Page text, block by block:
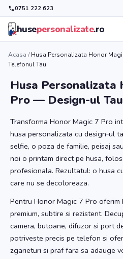
0751 222 623
husepersonalizate.ro
Acasa /Husa Personalizata Honor
Telefonul Tau
Husa Personalizata
Pro — Design-ul
Transforma Honor Magic 7 Pro
husa personalizata cu design‑ul
selfie, o poza de familie, peisaj
noi o printam direct pe husa,
profesionala. Rezultatul: o husa
care nu se decoloreaza.
Pentru Honor Magic 7 Pro oferim
premium, subtire si rezistent.
camera, butoane, difuzor si port
potriveste precis pe telefon si
zgarieturi si praf fara sa adauge